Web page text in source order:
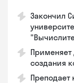
Закончил
создания
Преподает